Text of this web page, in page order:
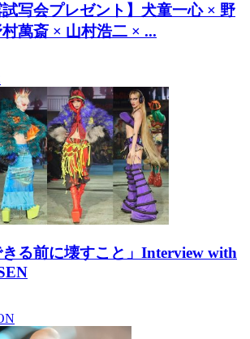
試写会プレゼント】犬童一心 × 野
萬斎 × 山村浩二 × ...
きる前に壊すこと」Interview with